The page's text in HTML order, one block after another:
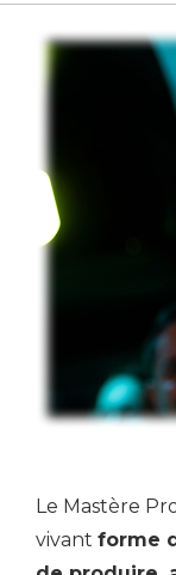
Le Mastère
vivant forme